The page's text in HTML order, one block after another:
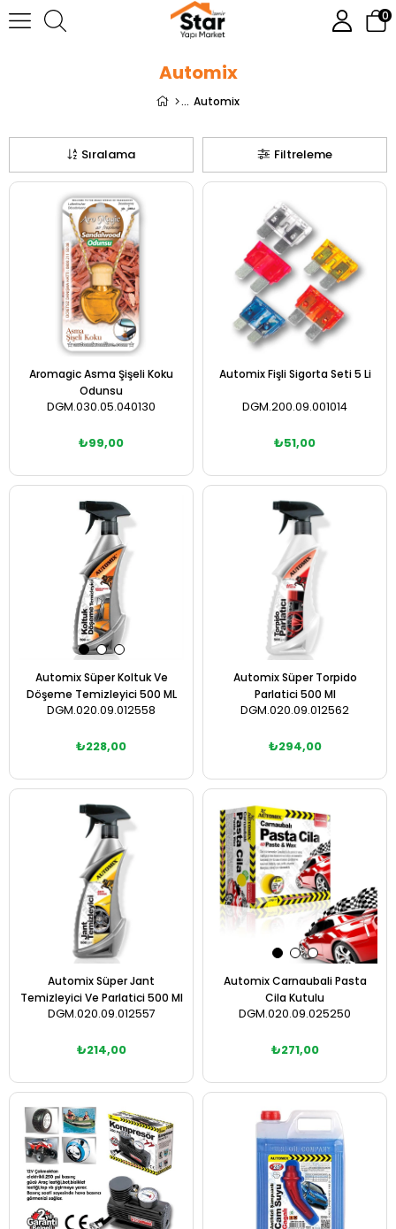
0
Automix
Automix
Filtreleme
Sıralama
Aromagic Asma Şişeli Koku
Odunsu
DGM.030.05.040130
₺99,00
Sepete Ekle
Automix Fişli Sigorta Seti 5 Li
DGM.200.09.001014
₺51,00
Sepete Ekle
Automix Süper Koltuk Ve
Döşeme Temizleyici 500 ML
DGM.020.09.012558
₺228,00
Sepete Ekle
Automix Süper Torpido
Parlatici 500 Ml
DGM.020.09.012562
₺294,00
Sepete Ekle
Automix Süper Jant
Temizleyici Ve Parlatici 500 Ml
DGM.020.09.012557
₺214,00
Sepete Ekle
Automix Carnaubali Pasta
Cila Kutulu
DGM.020.09.025250
₺271,00
Sepete Ekle